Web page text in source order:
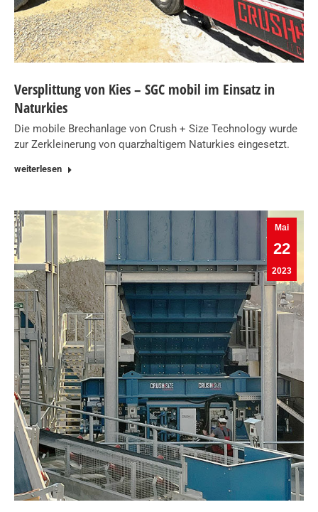
Versplittung von Kies – SGC mobil im Einsatz in
Naturkies
Die mobile Brechanlage von Crush + Size Technology wurde
zur Zerkleinerung von quarzhaltigem Naturkies eingesetzt.
weiterlesen
Mai
22
2023